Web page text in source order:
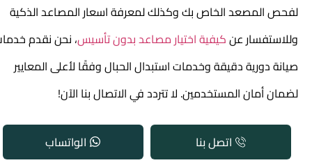
لفحص المصعد الخاص بك وكذلك لمعرفةاسعار المصاعد الذكية
وللاستفسار عنكيفية اختيار مصاعد بدون تأسيس، نحن نقدم خدمات
صيانة دورية دقيقة وخدمات استبدال الحبال وفقًا لأعلى المعايير
لضمان أمان المستخدمين. لا تتردد في الاتصال بنا الآن!
اتصل بنا الواتساب